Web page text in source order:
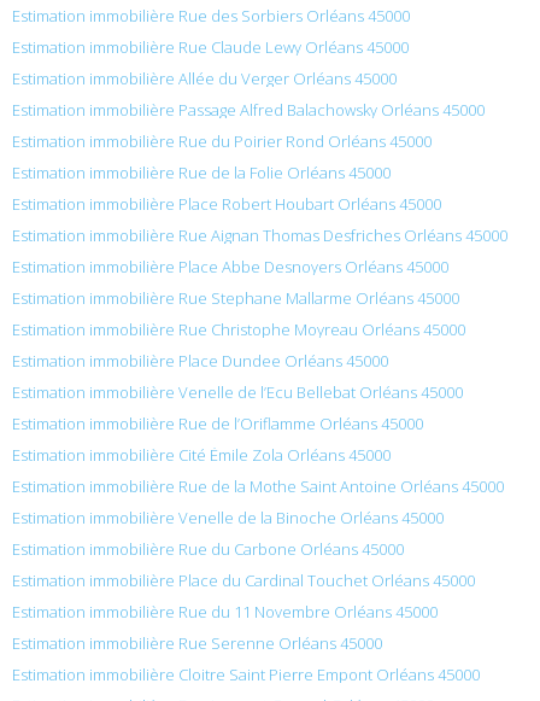
Estimation immobilière Rue des Sorbiers Orléans 45000
Estimation immobilière Rue Claude Lewy Orléans 45000
Estimation immobilière Allée du Verger Orléans 45000
Estimation immobilière Passage Alfred Balachowsky Orléans 45000
Estimation immobilière Rue du Poirier Rond Orléans 45000
Estimation immobilière Rue de la Folie Orléans 45000
Estimation immobilière Place Robert Houbart Orléans 45000
Estimation immobilière Rue Aignan Thomas Desfriches Orléans 45000
Estimation immobilière Place Abbe Desnoyers Orléans 45000
Estimation immobilière Rue Stephane Mallarme Orléans 45000
Estimation immobilière Rue Christophe Moyreau Orléans 45000
Estimation immobilière Place Dundee Orléans 45000
Estimation immobilière Venelle de l’Ecu Bellebat Orléans 45000
Estimation immobilière Rue de l’Oriflamme Orléans 45000
Estimation immobilière Cité Émile Zola Orléans 45000
Estimation immobilière Rue de la Mothe Saint Antoine Orléans 45000
Estimation immobilière Venelle de la Binoche Orléans 45000
Estimation immobilière Rue du Carbone Orléans 45000
Estimation immobilière Place du Cardinal Touchet Orléans 45000
Estimation immobilière Rue du 11 Novembre Orléans 45000
Estimation immobilière Rue Serenne Orléans 45000
Estimation immobilière Cloitre Saint Pierre Empont Orléans 45000